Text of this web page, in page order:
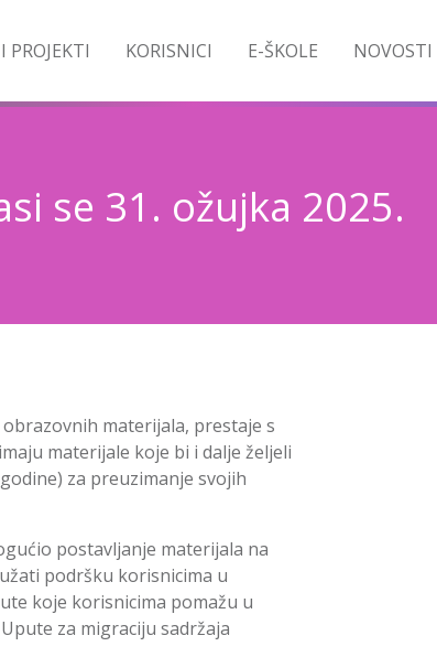
PROJEKTI KORISNICI E-ŠKOLE NOVOSTI
se 31. ožujka 2025.
materijala, prestaje s
imaju materijale koje bi i dalje željeli
za preuzimanje svojih
postavljanje materijala na
podršku korisnicima u
koje korisnicima pomažu u
za migraciju sadržaja